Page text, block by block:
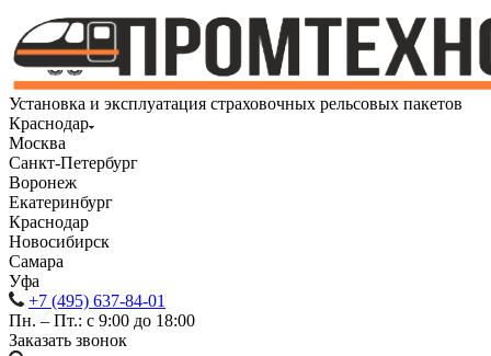
Установка и эксплуатация страховочных рельсовых пакетов
Краснодар
Москва
Санкт-Петербург
Воронеж
Екатеринбург
Краснодар
Новосибирск
Самара
Уфа
+7 (495) 637-84-01
Пн. – Пт.: с 9:00 до 18:00
Заказать звонок